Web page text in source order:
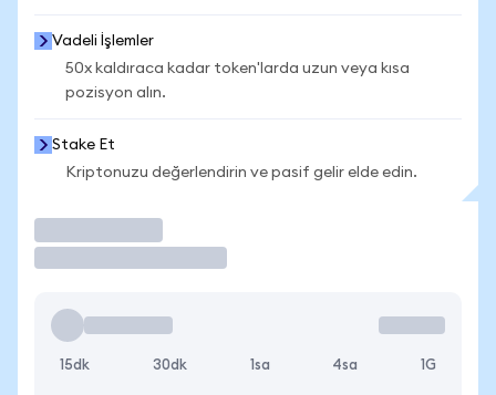
Vadeli İşlemler
50x kaldıraca kadar token'larda uzun veya kısa
pozisyon alın.
Stake Et
Kriptonuzu değerlendirin ve pasif gelir elde edin.
15dk 30dk 1sa 4sa 1G